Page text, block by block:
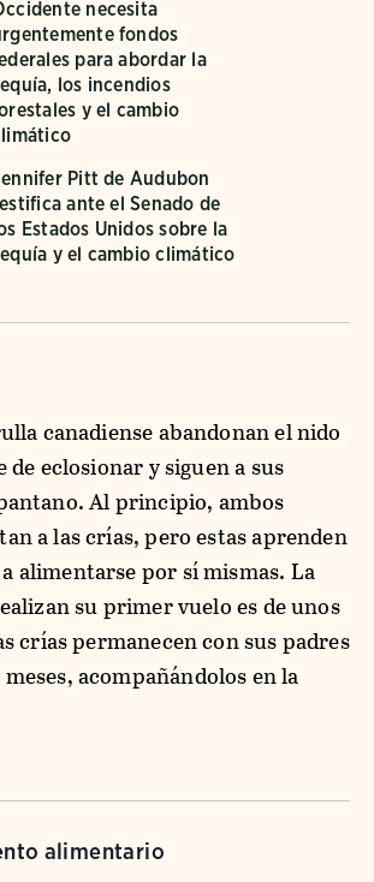
necesita
fondos
para abordar la
los incendios
y el cambio
Pitt de Audubon
ante el Senado de
Estados Unidos sobre la
y el cambio climático
canadiense abandonan el nido
de eclosionar y siguen a sus
Al principio, ambos
a las crías, pero estas aprenden
alimentarse por sí mismas. La
su primer vuelo es de unos
crías permanecen con sus padres
acompañándolos en la
alimentario